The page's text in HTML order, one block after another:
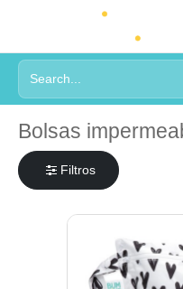
Bolsas
Filtros